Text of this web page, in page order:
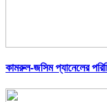
কামরুল-জসিম প্যানেলের